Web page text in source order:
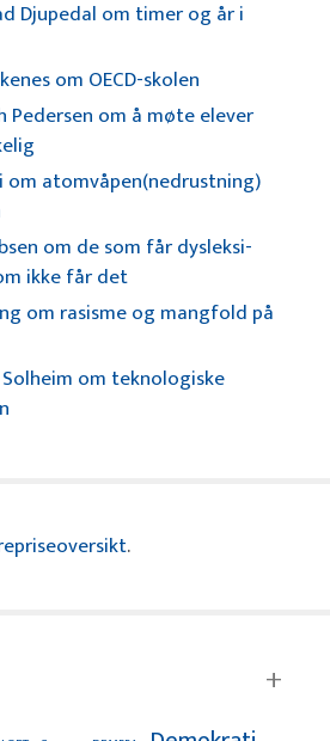
Djupedal om timer og år i
om OECD-skolen
Pedersen om å møte elever
om atomvåpen(nedrustning)
om de som får dysleksi-
ikke får det
om rasisme og mangfold på
Solheim om teknologiske
.